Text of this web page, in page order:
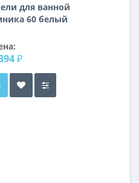
для ванной
60 белый
₽